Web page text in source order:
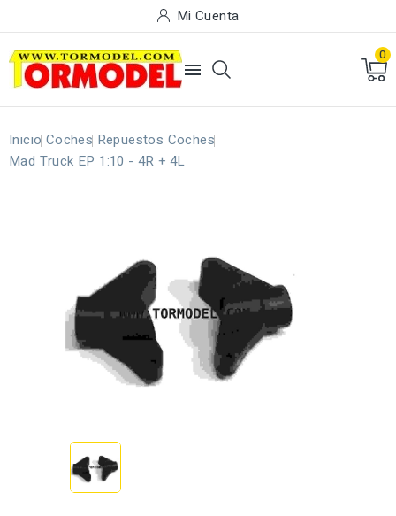
Mi Cuenta

0
Inicio Coches Repuestos Coches
Mad Truck EP 1:10 - 4R + 4L